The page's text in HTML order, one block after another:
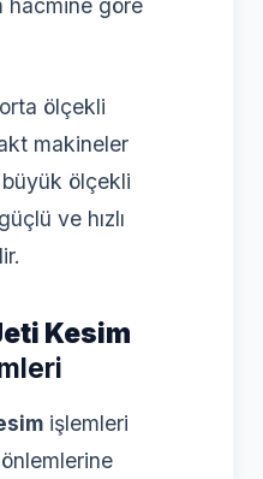
hacmine göre
ölçekli
makineler
ölçekli
ve hızlı
Kesim
işlemleri